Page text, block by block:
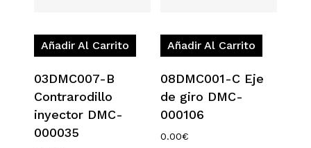
Añadir Al Carrito
03DMC007-B
Contrarodillo
inyector DMC-
000035
Añadir Al Carrito
08DMC001-C Eje
de giro DMC-
000106
0.00€